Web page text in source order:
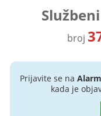
broj
Prijavite se na
kada je